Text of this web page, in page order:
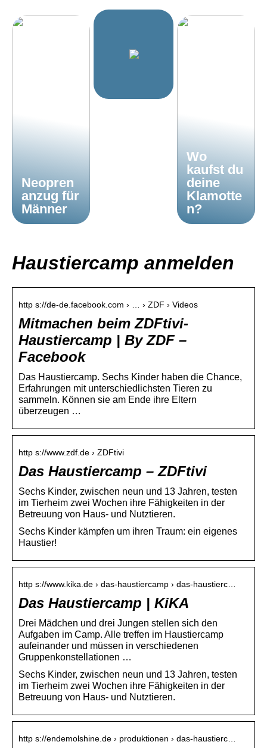
Neopren
anzug für
Männer
Wo
kaufst du
deine
Klamotte
n?
Haustiercamp anmelden
http s://de-de.facebook.com › … › ZDF › Videos
Mitmachen beim ZDFtivi-
Haustiercamp | By ZDF –
Facebook
Das Haustiercamp. Sechs Kinder haben die Chance,
Erfahrungen mit unterschiedlichsten Tieren zu
sammeln. Können sie am Ende ihre Eltern
überzeugen …
http s://www.zdf.de › ZDFtivi
Das Haustiercamp – ZDFtivi
Sechs Kinder, zwischen neun und 13 Jahren, testen
im Tierheim zwei Wochen ihre Fähigkeiten in der
Betreuung von Haus- und Nutztieren.
Sechs Kinder kämpfen um ihren Traum: ein eigenes
Haustier!
http s://www.kika.de › das-haustiercamp › das-haustierc…
Das Haustiercamp | KiKA
Drei Mädchen und drei Jungen stellen sich den
Aufgaben im Camp. Alle treffen im Haustiercamp
aufeinander und müssen in verschiedenen
Gruppenkonstellationen …
Sechs Kinder, zwischen neun und 13 Jahren, testen
im Tierheim zwei Wochen ihre Fähigkeiten in der
Betreuung von Haus- und Nutztieren.
http s://endemolshine.de › produktionen › das-haustierc…